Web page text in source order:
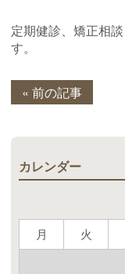
定期健診、矯正相
す。
« 前の記事
カレンダー
月 火